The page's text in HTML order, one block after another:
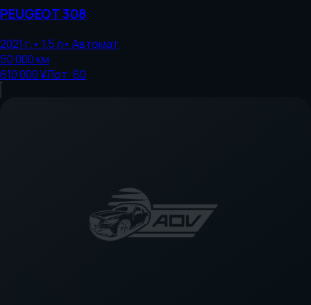
PEUGEOT308
2021 г.• 1.5л• Автомат
50 000км
610 000 ¥Лот: 60